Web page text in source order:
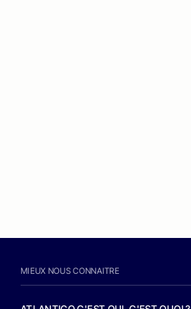
MIEUX NOUS CONNAITRE